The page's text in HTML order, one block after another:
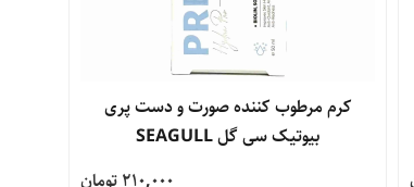
کرم مرطوب کننده صورت و دست پری
بیوتیک سی گل SEAGULL
210,000 تومان